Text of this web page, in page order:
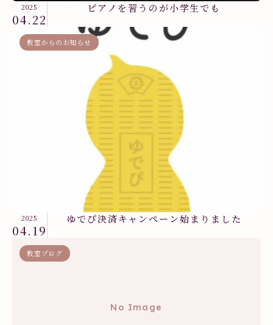
2025
04.22
ピアノを習うのが小学生でも
教室からのお知らせ
2025
04.19
ゆでぴ決済キャンペーン始まりました
No Image
教室ブログ